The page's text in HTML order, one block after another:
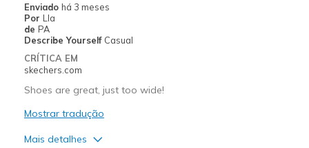
Enviado há 3 meses
Por Lla
de PA
Describe Yourself Casual
CRÍTICA EM
skechers.com
Shoes are great, just too wide!
Mostrar tradução
Mais detalhes